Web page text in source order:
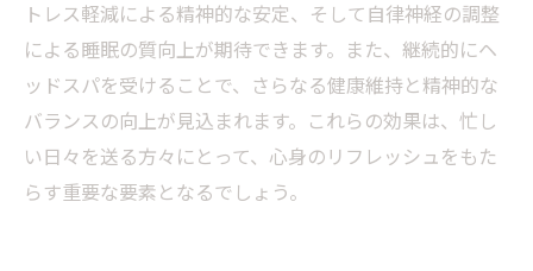
トレス軽減による精神的な安定、そして自律神経の調整
による睡眠の質向上が期待できます。また、継続的にヘ
ッドスパを受けることで、さらなる健康維持と精神的な
バランスの向上が見込まれます。これらの効果は、忙し
い日々を送る方々にとって、心身のリフレッシュをもた
らす重要な要素となるでしょう。